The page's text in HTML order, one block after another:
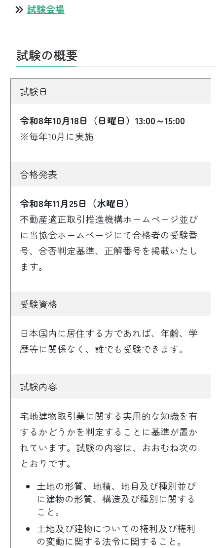
試験会場
試験の概要
試験日
令和8年10月18日（日曜日）13:00～15:00
※毎年10月に実施
合格発表
令和8年11月25日（水曜日）
不動産適正取引推進機構ホームページ並び
に当協会ホームページにて合格者の受験番
号、合否判定基準、正解番号を掲載いたし
ます。
受験資格
日本国内に居住する方であれば、年齢、学
歴等に関係なく、誰でも受験できます。
試験内容
宅地建物取引業に関する実用的な知識を有
するかどうかを判定することに基準が置か
れています。試験の内容は、おおむね次の
とおりです。
土地の形質、地積、地目及び種別並び
に建物の形質、構造及び種別に関する
こと。
土地及び建物についての権利及び権利
の変動に関する法令に関すること。